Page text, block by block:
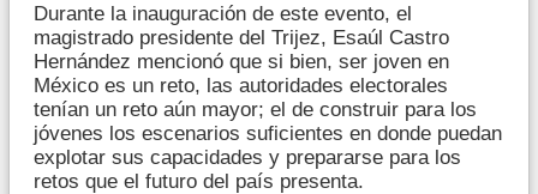
Durante la inauguración de este evento, el
magistrado presidente del Trijez, Esaúl Castro
Hernández mencionó que si bien, ser joven en
México es un reto, las autoridades electorales
tenían un reto aún mayor; el de construir para los
jóvenes los escenarios suficientes en donde puedan
explotar sus capacidades y prepararse para los
retos que el futuro del país presenta.